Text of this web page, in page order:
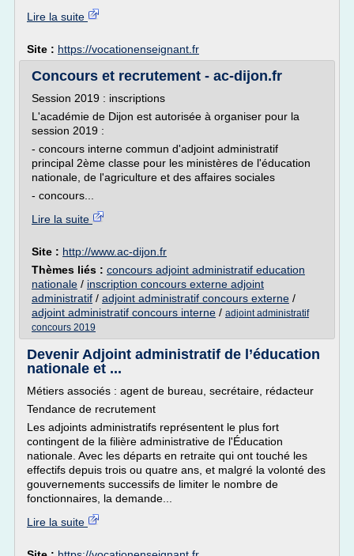
Lire la suite
Site : https://vocationenseignant.fr
Concours et recrutement - ac-dijon.fr
Session 2019 : inscriptions
L'académie de Dijon est autorisée à organiser pour la
session 2019 :
- concours interne commun d'adjoint administratif
principal 2ème classe pour les ministères de l'éducation
nationale, de l'agriculture et des affaires sociales
- concours...
Lire la suite
Site : http://www.ac-dijon.fr
Thèmes liés : concours adjoint administratif education
nationale / inscription concours externe adjoint
administratif / adjoint administratif concours externe /
adjoint administratif concours interne / adjoint administratif
concours 2019
Devenir Adjoint administratif de l’éducation
nationale et ...
Métiers associés : agent de bureau, secrétaire, rédacteur
Tendance de recrutement
Les adjoints administratifs représentent le plus fort
contingent de la filière administrative de l'Éducation
nationale. Avec les départs en retraite qui ont touché les
effectifs depuis trois ou quatre ans, et malgré la volonté des
gouvernements successifs de limiter le nombre de
fonctionnaires, la demande...
Lire la suite